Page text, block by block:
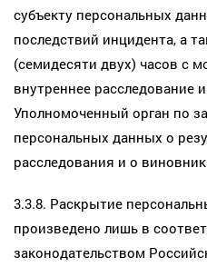
субъекту персональных
последствий инцидента, а
(семидесяти двух) часов с
внутреннее расследование
Уполномоченный орган по
персональных данных о
расследования и о
3.3.8. Раскрытие
произведено лишь в
законодательством